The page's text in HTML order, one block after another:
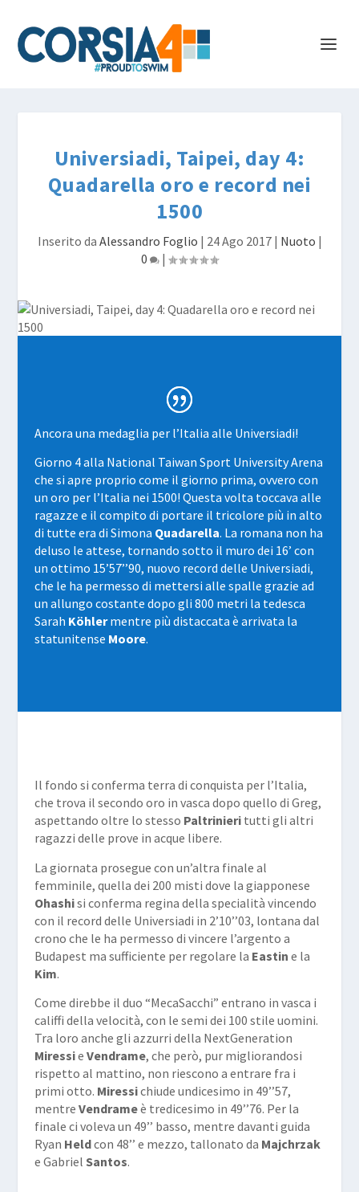
Universiadi, Taipei, day 4:
Quadarella oro e record nei
1500
Inserito da Alessandro Foglio | 24 Ago 2017| Nuoto |
0
|
Ancora una medaglia per l’Italia alle Universiadi!
Giorno 4 alla National Taiwan Sport University Arena
che si apre proprio come il giorno prima, ovvero con
un oro per l’Italia nei 1500! Questa volta toccava alle
ragazze e il compito di portare il tricolore più in alto
di tutte era di Simona Quadarella. La romana non ha
deluso le attese, tornando sotto il muro dei 16’ con
un ottimo 15’57’’90, nuovo record delle Universiadi,
che le ha permesso di mettersi alle spalle grazie ad
un allungo costante dopo gli 800 metri la tedesca
Sarah Köhlermentre più distaccata è arrivata la
statunitense Moore.
Il fondo si conferma terra di conquista per l’Italia,
che trova il secondo oro in vasca dopo quello di Greg,
aspettando oltre lo stesso Paltrinieritutti gli altri
ragazzi delle prove in acque libere.
La giornata prosegue con un’altra finale al
femminile, quella dei 200 misti dove la giapponese
Ohashisi conferma regina della specialità vincendo
con il record delle Universiadi in 2’10’’03, lontana dal
crono che le ha permesso di vincere l’argento a
Budapest ma sufficiente per regolare la Eastin e la
Kim.
Come direbbe il duo “MecaSacchi” entrano in vasca i
califfi della velocità, con le semi dei 100 stile uomini.
Tra loro anche gli azzurri della NextGeneration
Miressie Vendrame, che però, pur migliorandosi
rispetto al mattino, non riescono a entrare fra i
primi otto. Miressichiude undicesimo in 49’’57,
mentre Vendrameè tredicesimo in 49’’76. Per la
finale ci voleva un 49’’ basso, mentre davanti guida
Ryan Heldcon 48’’ e mezzo, tallonato da Majchrzak
e Gabriel Santos.